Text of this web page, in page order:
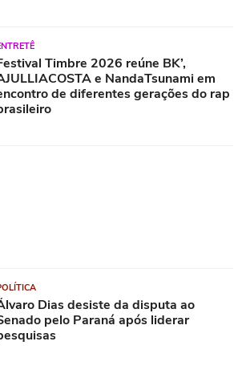
Timbre 2026 reúne BK’,
e NandaTsunami em
de diferentes gerações do rap
Dias desiste da disputa ao
pelo Paraná após liderar